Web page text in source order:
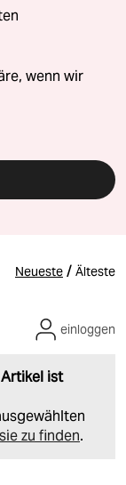
wenn wir
Neueste / Älteste
ist
zu finden.
einloggen